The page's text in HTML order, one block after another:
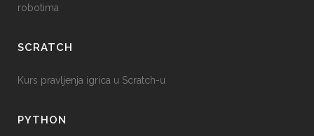
robotima
SCRATCH
Kurs pravljenja igrica u Scratch-u
PYTHON